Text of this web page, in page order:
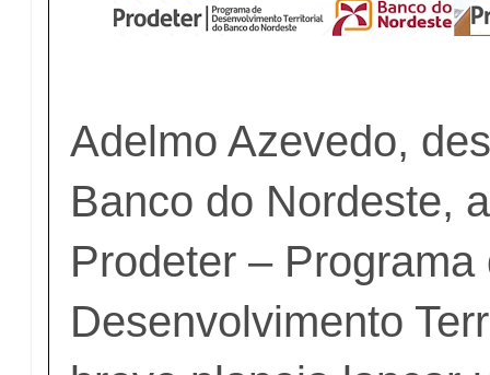
Adelmo Azevedo,
Banco do Nordeste,
Prodeter – Programa
Desenvolvimento